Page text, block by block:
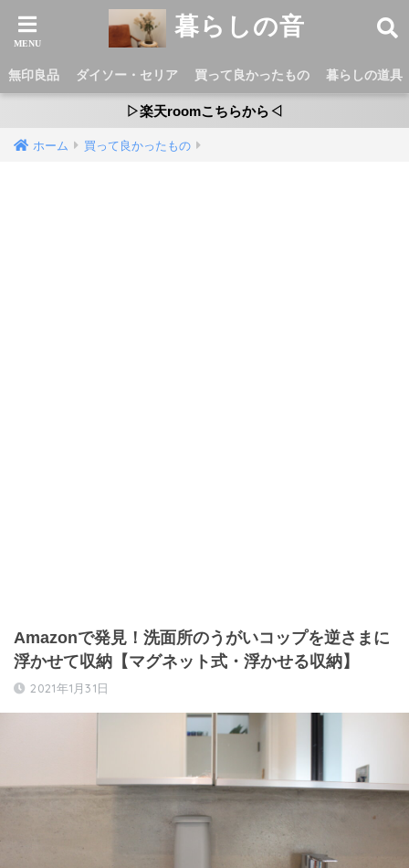
暮らしの音
無印良品 ダイソー・セリア 買って良かったもの 暮らしの道具
▷楽天roomこちらから◁
ホーム 買って良かったもの
Amazonで発見！洗面所のうがいコップを逆さまに
浮かせて収納【マグネット式・浮かせる収納】
2021年1月31日